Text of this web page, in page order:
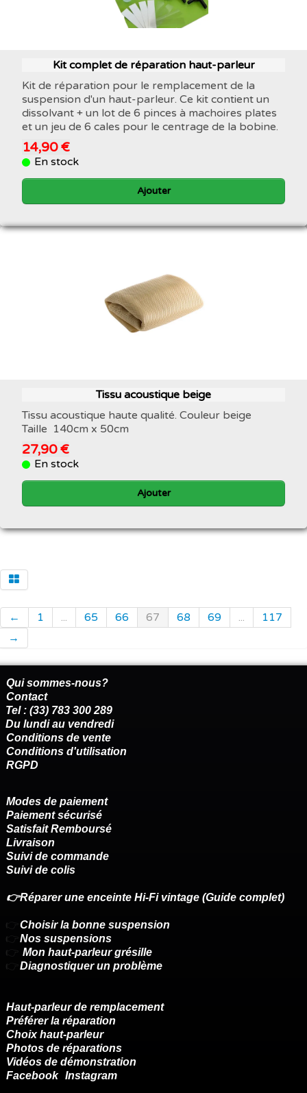
Kit complet de réparation haut-parleur
Kit de réparation pour le remplacement de la
suspension d'un haut-parleur. Ce kit contient un
dissolvant + un lot de 6 pinces à machoires plates
et un jeu de 6 cales pour le centrage de la bobine.
14,90 €
En stock
Ajouter
Tissu acoustique beige
Tissu acoustique haute qualité. Couleur beige
Taille 140cm x 50cm
27,90 €
En stock
Ajouter
← 1 ... 65 66 67 68 69 ...
117
→
Qui sommes-nous?
Contact
Tel : (33) 783 300 289
Du lundi au vendredi
Conditions de vente
Conditions d'utilisation
RGPD
Modes de paiement
Paiement sécurisé
Satisfait Remboursé
Livraison
Suivi de commande
Suivi de colis
👉Réparer une enceinte Hi-Fi vintage (Guide complet)
👉 Choisir la bonne suspension
👉 Nos suspensions
👉 Mon haut-parleur grésille
👉 Diagnostiquer un problème
Haut-parleur de remplacement
Préférer la réparation
Choix haut-parleur
Photos de réparations
Vidéos de démonstration
Facebook Instagram